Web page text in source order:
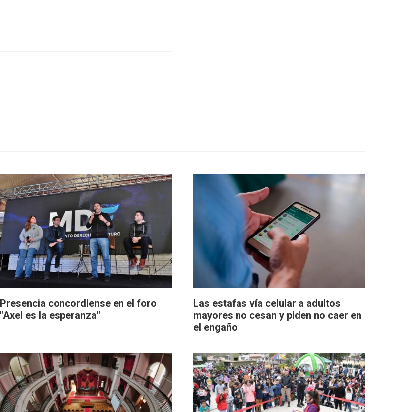
Presencia concordiense en el foro
"Axel es la esperanza"
Las estafas vía celular a adultos
mayores no cesan y piden no caer en
el engaño